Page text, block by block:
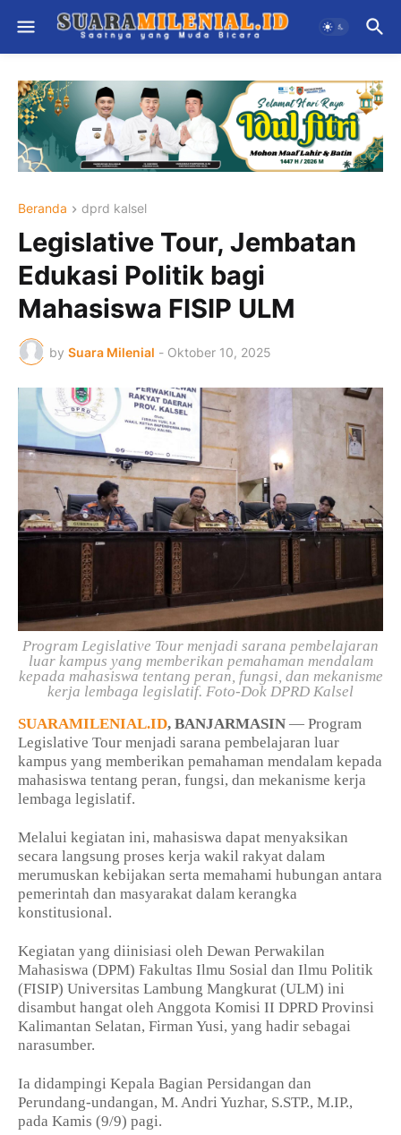
Beranda dprd kalsel
Legislative Tour, Jembatan
Edukasi Politik bagi
Mahasiswa FISIP ULM
by Suara Milenial - Oktober 10, 2025
Program Legislative Tour menjadi sarana pembelajaran
luar kampus yang memberikan pemahaman mendalam
kepada mahasiswa tentang peran, fungsi, dan mekanisme
kerja lembaga legislatif. Foto-Dok DPRD Kalsel
SUARAMILENIAL.ID, BANJARMASIN — Program
Legislative Tour menjadi sarana pembelajaran luar
kampus yang memberikan pemahaman mendalam kepada
mahasiswa tentang peran, fungsi, dan mekanisme kerja
lembaga legislatif.
Melalui kegiatan ini, mahasiswa dapat menyaksikan
secara langsung proses kerja wakil rakyat dalam
merumuskan kebijakan serta memahami hubungan antara
pemerintah dan masyarakat dalam kerangka
konstitusional.
Kegiatan yang diinisiasi oleh Dewan Perwakilan
Mahasiswa (DPM) Fakultas Ilmu Sosial dan Ilmu Politik
(FISIP) Universitas Lambung Mangkurat (ULM) ini
disambut hangat oleh Anggota Komisi II DPRD Provinsi
Kalimantan Selatan, Firman Yusi, yang hadir sebagai
narasumber.
Ia didampingi Kepala Bagian Persidangan dan
Perundang-undangan, M. Andri Yuzhar, S.STP., M.IP.,
pada Kamis (9/9) pagi.